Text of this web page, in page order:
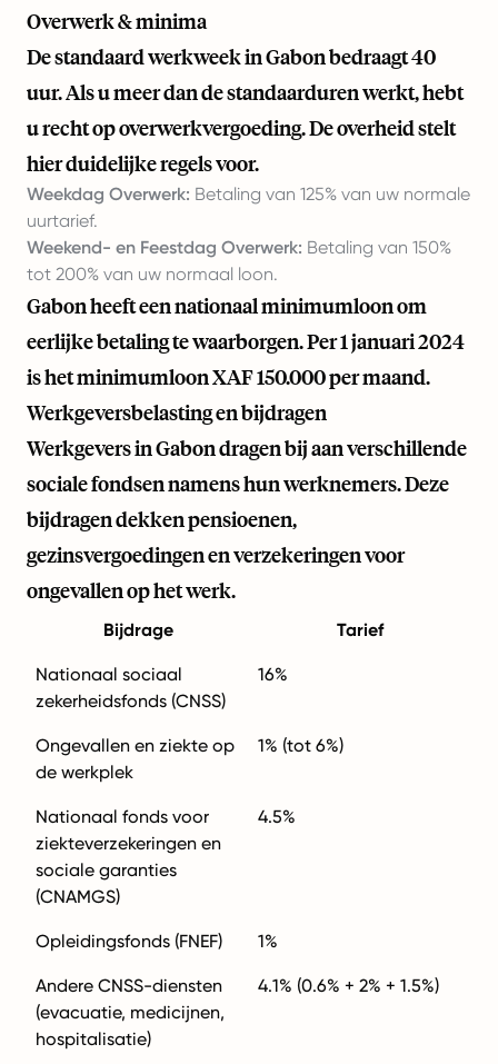
Overwerk & minima
De standaard werkweek in Gabon bedraagt 40
uur. Als u meer dan de standaarduren werkt, hebt
u recht op overwerkvergoeding. De overheid stelt
hier duidelijke regels voor.
Weekdag Overwerk: Betaling van 125% van uw normale
uurtarief.
Weekend- en Feestdag Overwerk: Betaling van 150%
tot 200% van uw normaal loon.
Gabon heeft een nationaal minimumloon om
eerlijke betaling te waarborgen. Per 1 januari 2024
is het minimumloon XAF 150.000 per maand.
Werkgeversbelasting en bijdragen
Werkgevers in Gabon dragen bij aan verschillende
sociale fondsen namens hun werknemers. Deze
bijdragen dekken pensioenen,
gezinsvergoedingen en verzekeringen voor
ongevallen op het werk.
Bijdrage Tarief
Nationaal sociaal
zekerheidsfonds (CNSS)
16%
Ongevallen en ziekte op
de werkplek
1% (tot 6%)
Nationaal fonds voor
ziekteverzekeringen en
sociale garanties
(CNAMGS)
4.5%
Opleidingsfonds (FNEF) 1%
Andere CNSS-diensten
(evacuatie, medicijnen,
hospitalisatie)
4.1% (0.6% + 2% + 1.5%)